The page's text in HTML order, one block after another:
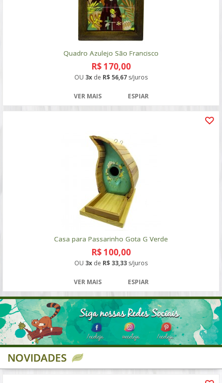
Quadro Azulejo São Francisco
R$ 170,00
OU 3x de R$ 56,67 s/juros
VER MAIS ESPIAR
Casa para Passarinho Gota G Verde
R$ 100,00
OU 3x de R$ 33,33 s/juros
VER MAIS ESPIAR
NOVIDADES